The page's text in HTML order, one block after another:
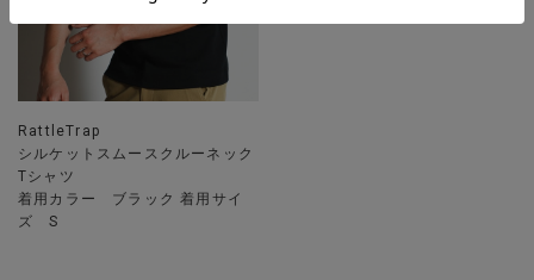
RattleTrap
シルケットスムースクルーネック
Tシャツ
着用カラー ブラック 着用サイ
ズ S